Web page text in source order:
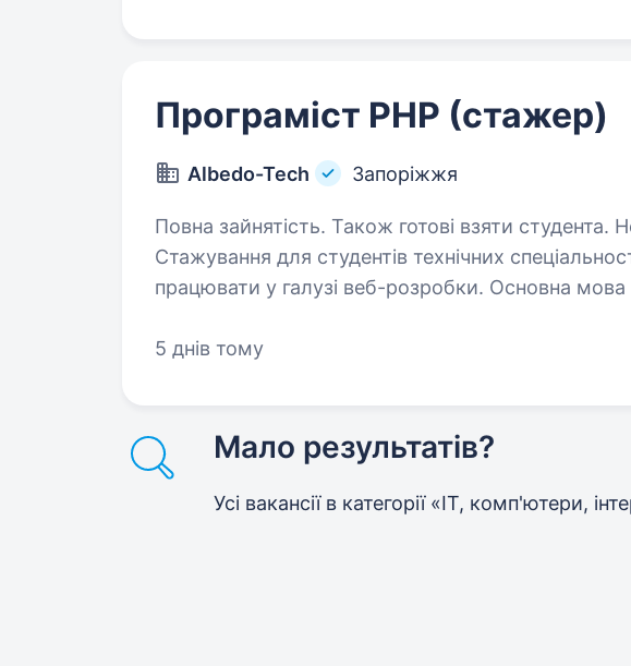
Програміст PHP (стажер)
Albedo-Tech Запоріжжя
Повна зайнятість. Також готові взяти студента.
Стажування для студентів технічних
працювати у галузі веб-розробки. Основна
додатків для замовників…
5 днів тому
Мало результатів?
Усі вакансії в категорії «IT, комп'ютери,